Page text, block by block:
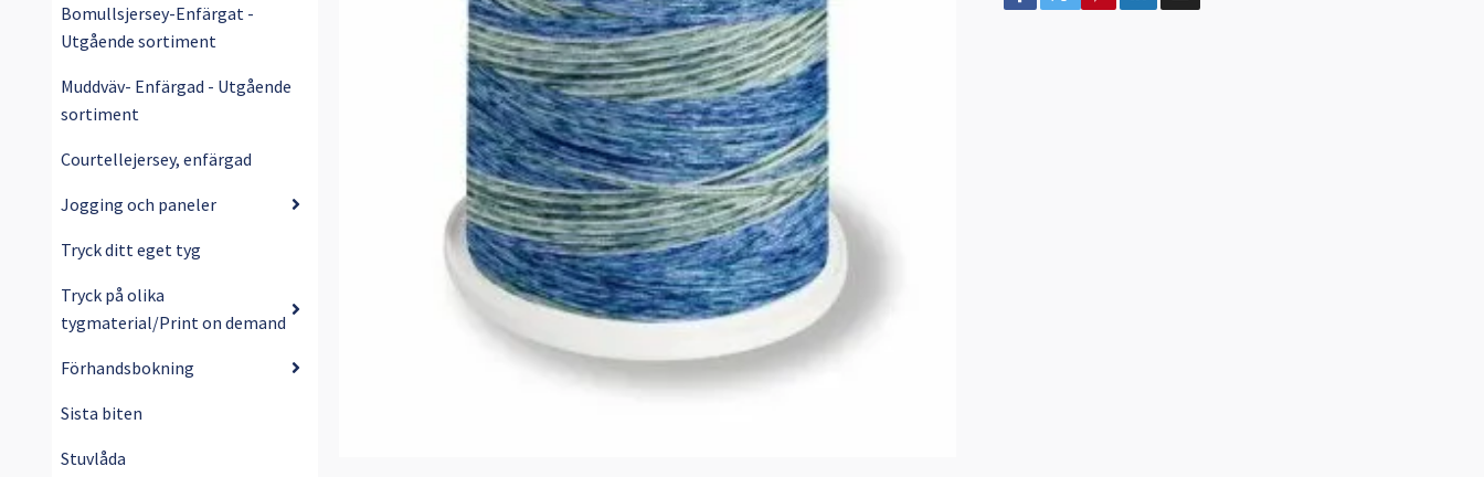
Bomullsjersey-Enfärgat -
Utgående sortiment
Muddväv- Enfärgad - Utgående
sortiment
Courtellejersey, enfärgad
Jogging och paneler
Tryck ditt eget tyg
Tryck på olika
tygmaterial/Print on demand
Förhandsbokning
Sista biten
Stuvlåda